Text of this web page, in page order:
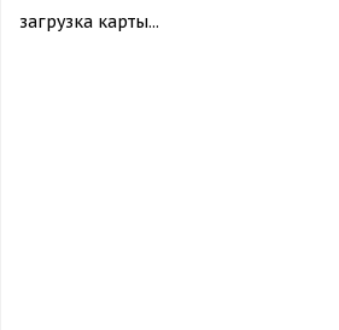
загрузка карты...